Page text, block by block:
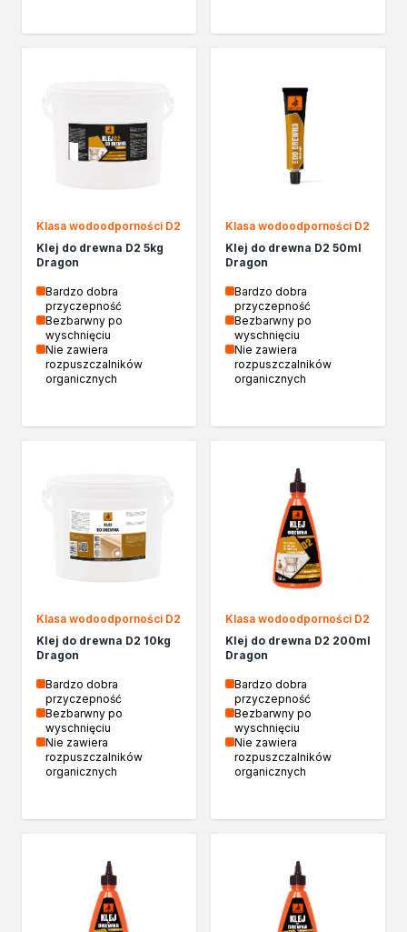
Kleje w sprayu
Pozostałe
Czyszczenie i rozcieńczanie
Rozcieńczalniki ogólnego stosowania
Rozcieńczalniki specjalistyczne
Rozcieńczalniki BIO
Chemia gospodarcza
Środki bioochronne
Środki czyszczące
Żywica epoksydowa
Impregnaty specjalistyczne
Impregnaty do drewna konstrukcyjnego
Grunty
Folie w płynie
Masy szpachlowe budowlane
Akryle
Silikony
Impregnacja
Impregnaty specjalistyczne
Impregnaty do drewna konstrukcyjnego
Lakiery dekoracyjne
Domowe porządki
Motoryzacja i reperacja
Artykuły sezonowe
Klasa wodoodporności D2
Klej do drewna D2 5kg
Dragon
Bardzo dobra
przyczepność
Bezbarwny po
wyschnięciu
Nie zawiera
rozpuszczalników
organicznych
Klasa wodoodporności D2
Klej do drewna D2 50ml
Dragon
Bardzo dobra
przyczepność
Bezbarwny po
wyschnięciu
Nie zawiera
rozpuszczalników
organicznych
Klasa wodoodporności D2
Klej do drewna D2 10kg
Dragon
Bardzo dobra
przyczepność
Bezbarwny po
wyschnięciu
Nie zawiera
rozpuszczalników
organicznych
Klasa wodoodporności D2
Klej do drewna D2 200ml
Dragon
Bardzo dobra
przyczepność
Bezbarwny po
wyschnięciu
Nie zawiera
rozpuszczalników
organicznych